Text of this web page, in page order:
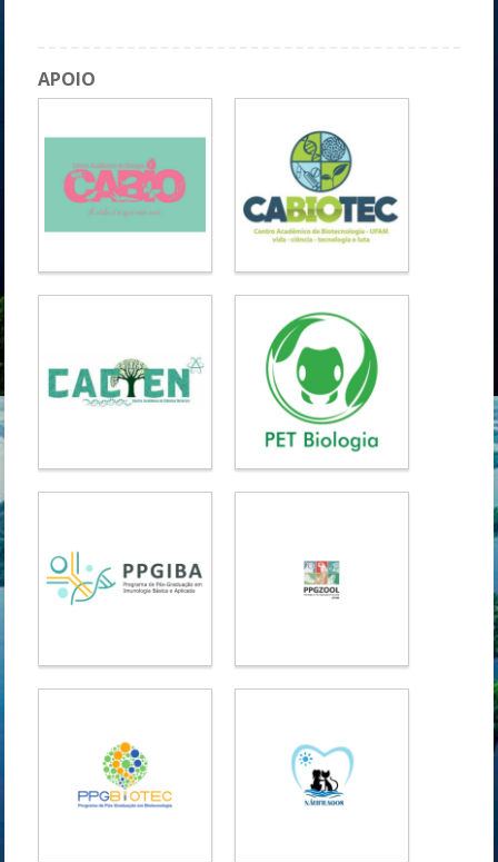
APOIO